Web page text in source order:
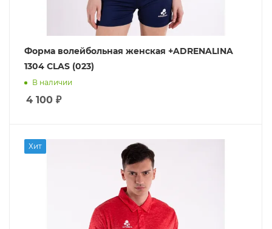
Форма волейбольная женская +ADRENALINA
1304 CLAS (023)
В наличии
4 100 ₽
Хит